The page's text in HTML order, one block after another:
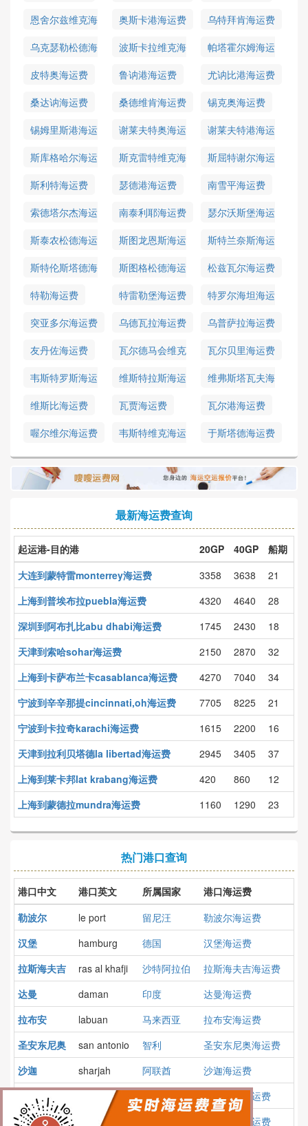
恩舍尔兹维克海
运费
奥斯卡港海运费
乌特拜肯海运费
乌克瑟勒松德海
运费
波斯卡拉维克海
运费
帕塔霍尔姆海运
皮特奥海运费 鲁讷港海运费
尤讷比港海运费
桑达讷海运费
桑德维肯海运费
锡克奥海运费
锡姆里斯港海运
费
谢莱夫特奥海运
费
谢莱夫特港海运
费
斯库格哈尔海运
费
斯克雷特维克海
斯屈特谢尔海运
斯利特海运费 瑟德港海运费
南雪平海运费
索德塔尔杰海运
费
南泰利耶海运费
瑟尔沃斯堡海运
费
斯泰农松德海运
费
斯图龙恩斯海运
费
斯特兰奈斯海运
费
斯特伦斯塔德海
运费
斯图格松德海运
费
松兹瓦尔海运费
特勒海运费
特雷勒堡海运费
特罗尔海坦海运
突亚多尔海运费 乌德瓦拉海运费
乌普萨拉海运费
友丹佐海运费
瓦尔德马会维克
海运费
瓦尔贝里海运费
韦斯特罗斯海运
维斯特拉斯海运
维弗斯塔瓦夫海
运费
维斯比海运费 瓦贾海运费
瓦尔港海运费
喔尔维尔海运费
韦斯特维克海运
于斯塔德海运费
最新海运费查询
起运港-目的港 20GP 40GP
船期
大连到蒙特雷monterrey海运费
3358 3638
21
上海到普埃布拉puebla海运费
4320 4640
28
深圳到阿布扎比abu dhabi海运费
1745 2430
18
天津到索哈sohar海运费
2150 2870
32
上海到卡萨布兰卡casablanca海运费
4270 7040
34
宁波到辛辛那提cincinnati,oh海运费
7705 8225
21
宁波到卡拉奇karachi海运费
1615 2200
16
天津到拉利贝塔德la libertad海运费
2945 3405
37
上海到莱卡邦lat krabang海运费
420 860
12
上海到蒙德拉mundra海运费
1160 1290 23
热门港口查询
港口中文 港口英文 所属国家
港口海运费
勒波尔
le port 留尼汪
勒波尔海运费
汉堡
hamburg 德国
汉堡海运费
拉斯海夫吉
ras al khafji 沙特阿拉伯
拉斯海夫吉海运费
达曼
daman 印度
达曼海运费
拉布安
labuan 马来西亚
拉布安海运费
圣安东尼奥
san antonio 智利
圣安东尼奥海运费
沙迦
sharjah 阿联酋
沙迦海运费
哈尔科夫
kharkov 乌克兰
哈尔科夫海运费
布尔戈斯
burgos 布尔戈斯海运费